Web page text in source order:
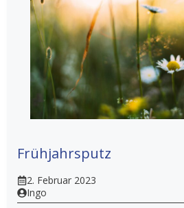
Frühjahrsputz
2. Februar 2023
Ingo